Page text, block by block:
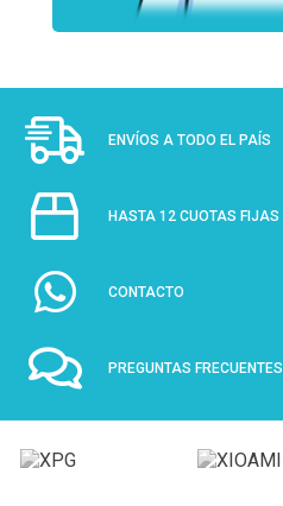
ENVÍOS A TODO EL PAÍS
HASTA 12 CUOTAS FIJAS
CONTACTO
PREGUNTAS FRECUENTES